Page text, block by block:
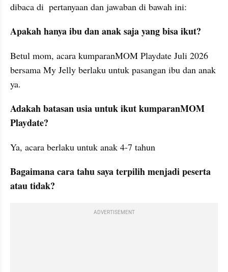
dibaca di  pertanyaan dan jawaban di bawah ini:
Apakah hanya ibu dan anak saja yang bisa ikut?
Betul mom, acara kumparanMOM Playdate Juli 2026
bersama My Jelly berlaku untuk pasangan ibu dan anak
ya.
Adakah batasan usia untuk ikut kumparanMOM
Playdate?
Ya, acara berlaku untuk anak 4-7 tahun
Bagaimana cara tahu saya terpilih menjadi peserta
atau tidak?
ADVERTISEMENT